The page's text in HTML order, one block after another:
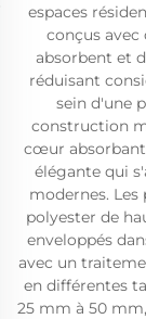
espaces
conçus avec
absorbent et
réduisant
sein d'une
construction
cœur
élégante qui
modernes.
polyester de
enveloppés
avec un
en différentes
25 mm à 50